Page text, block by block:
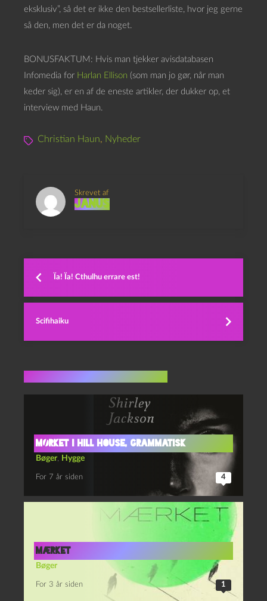
eksklusiv”, så det er ikke den bestsellerliste, hvor jeg gerne
så den, men det er da noget.
BONUSFAKTUM: Hvis man tjekker avisdatabasen
Infomedia for Harlan Ellison (som man jo gør, når man
keder sig), er en af de eneste artikler, der dukker op, et
interview med Haun.
Christian Haun, Nyheder
Skrevet af
Janus
Ïa! Ïa! Cthulhu errare est!
Scifihaiku
Mørket i Hill House, grammatisk
Bøger, Hygge
For 7 år siden 4
Mærket
Bøger
For 3 år siden 1